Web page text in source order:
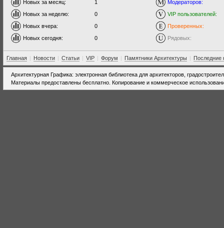
Новых за месяц:
1
Новых за неделю:
0
Новых вчера:
0
Новых сегодня:
0
Модераторов:
VIP пользователей:
Проверенных:
Рядовых:
Главная | Новости | Статьи | VIP | Форум | Памятники Архитектуры | Последние
Архитектурная Графика: электронная библиотека для архитекторов,
Материалы предоставлены бесплатно. Копирование и коммерческое